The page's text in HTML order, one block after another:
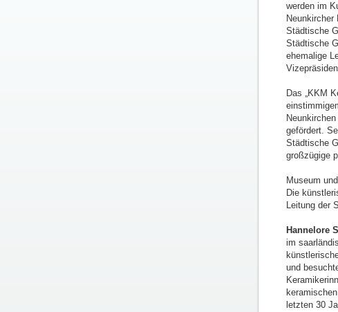
werden im
Städtische
Städtische
ehemalige
Das „KKM
gefördert.
Städtische
großzügige
Museum
Die
Leitung der
Hannelore
im
und
letzten 30